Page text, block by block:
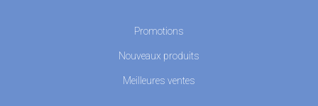
Promotions
Nouveaux produits
Meilleures ventes